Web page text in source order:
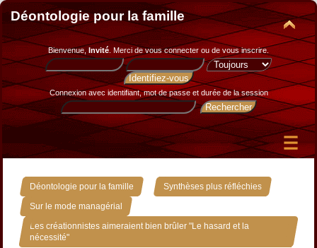
Déontologie pour la famille
Bienvenue, Invité. Merci devous connecter ou de vous inscrire.
Connexion avec identifiant, mot de passe et durée de la session
Déontologie pour la famille » Synthèses plus réfléchies »
Sur le mode managérial »
Les créationnistes aimeraient bien brûler "Le hasard et la
nécessité"